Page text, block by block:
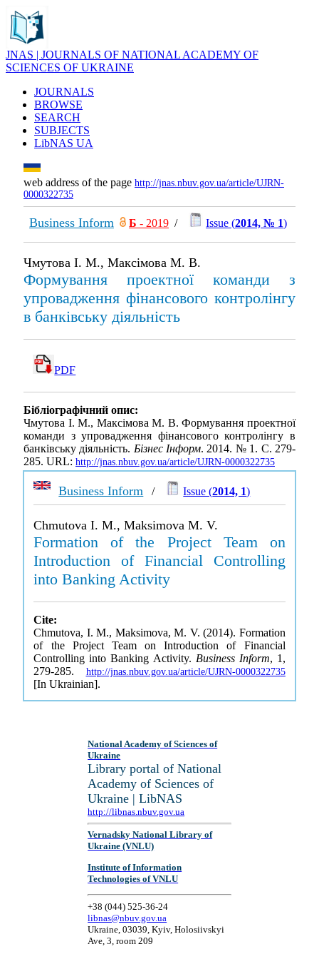
JNAS | JOURNALS OF NATIONAL ACADEMY OF
SCIENCES OF UKRAINE
JOURNALS
BROWSE
SEARCH
SUBJECTS
LibNAS UA
web address of the page http://jnas.nbuv.gov.ua/article/UJRN-
0000322735
Business Inform Б - 2019 / Issue (2014, № 1)
Чмутова І. М., Максімова М. В.
Формування проектної команди з
упровадження фінансового контролінгу
в банківську діяльність
PDF
Бібліографічний опис:
Чмутова І. М., Максімова М. В. Формування проектної
команди з упровадження фінансового контролінгу в
банківську діяльність. Бізнес Інформ. 2014. № 1. С. 279-
285. URL: http://jnas.nbuv.gov.ua/article/UJRN-0000322735
Business Inform / Issue (2014, 1)
Chmutova I. M., Maksimova M. V.
Formation of the Project Team on
Introduction of Financial Controlling
into Banking Activity
Cite:
Chmutova, I. M., Maksimova, M. V. (2014). Formation
of the Project Team on Introduction of Financial
Controlling into Banking Activity. Business Inform, 1,
279-285. http://jnas.nbuv.gov.ua/article/UJRN-0000322735
[In Ukrainian].
National Academy of Sciences of
Ukraine
Library portal of National
Academy of Sciences of
Ukraine | LibNAS
http://libnas.nbuv.gov.ua
Vernadsky National Library of
Ukraine (VNLU)
Institute of Information
Technologies of VNLU
+38 (044) 525-36-24
libnas@nbuv.gov.ua
Ukraine, 03039, Kyiv, Holosiivskyi
Ave, 3, room 209